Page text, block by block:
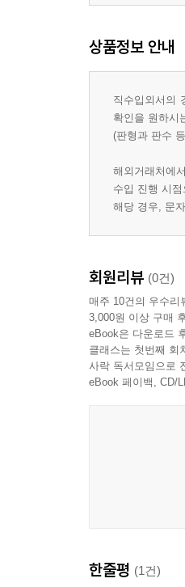
상품정보 안내
직수입외서의
확인을 원하시
(판형과 판수
해외거래처에
수입 진행 시
해당 경우, 문
회원리뷰 (0건)
매주 10건의 우수리
3,000원 이상 구매
eBook은 다운로드
클래스는 첫번째 회
사락 독서모임으로
eBook 페이백, CD/
한줄평 (1건)